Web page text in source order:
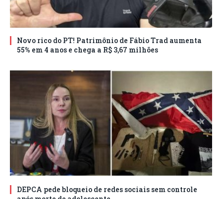
Novo rico do PT! Patrimônio de Fábio Trad aumenta
55% em 4 anos e chega a R$ 3,67 milhões
DEPCA pede bloqueio de redes sociais sem controle